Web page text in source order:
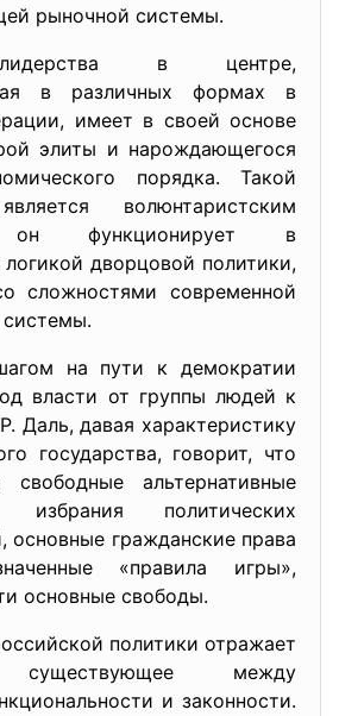
рыночной системы.
в центре,
в различных формах в
имеет в своей основе
элиты и нарождающегося
порядка. Такой
волюнтаристским
он функционирует в
дворцовой политики,
сложностями современной
на пути к демократии
власти от группы людей к
Даль, давая характеристику
государства, говорит, что
альтернативные
политических
основные гражданские права
«правила игры»,
основные свободы.
политики отражает
существующее между
и законности.